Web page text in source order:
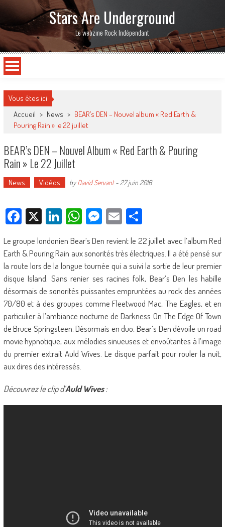
Stars Are Underground
Le webzine Rock Indépendant
Vous êtes ici
Accueil > News > BEAR’s DEN – Nouvel album « Red Earth &
Pouring Rain » le 22 juillet
BEAR’s DEN – Nouvel Album « Red Earth & Pouring
Rain » Le 22 Juillet
News Vidéos byDavid Servant- 27 juin 2016
Facebook
X LinkedIn
WhatsApp
Messenger
EmailPartager
Le groupe londonien Bear’s Den revient le 22 juillet avec l’album Red
Earth & Pouring Rain aux sonorités très électriques. Il a été pensé sur
la route lors de la longue tournée qui a suivi la sortie de leur premier
disque Island. Sans renier ses racines folk, Bear’s Den les habille
désormais de sonorités puissantes empruntées au rock des années
70/80 et à des groupes comme Fleetwood Mac, The Eagles, et en
particulier à l’ambiance nocturne de Darkness On The Edge Of Town
de Bruce Springsteen. Désormais en duo, Bear’s Den dévoile un road
movie hypnotique, aux mélodies sinueuses et envoûtantes à l’image
du premier extrait Auld Wives. Le disque parfait pour rouler la nuit,
aux dires des intéressés.
Découvrez le clip d’Auld Wives: